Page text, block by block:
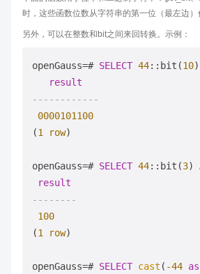
时，这些函数位数从字符串的第一位（最左边）
另外，可以在整数和bit之间来回转换。示例：
openGauss=# SELECT 44::bit(10)
result
------------
0000101100
(1 row)
openGauss=# SELECT 44::bit(3)
result
--------
100
(1 row)
openGauss=# SELECT cast ( -44 as